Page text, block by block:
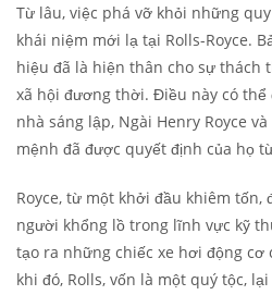
Từ lâu, việc phá vỡ khỏi những
khái niệm mới lạ tại Rolls-Royce.
hiệu đã là hiện thân cho sự thách
xã hội đương thời. Điều này có
nhà sáng lập, Ngài Henry Royce
mệnh đã được quyết định của họ
Royce, từ một khởi đầu khiêm
người khổng lồ trong lĩnh vực kỹ
tạo ra những chiếc xe hơi động cơ
khi đó, Rolls, vốn là một quý tộc,